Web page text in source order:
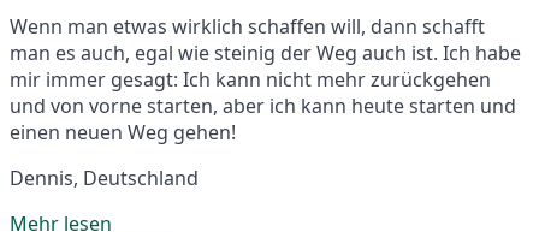
Wenn man etwas wirklich schaffen will, dann schafft
man es auch, egal wie steinig der Weg auch ist. Ich habe
mir immer gesagt: Ich kann nicht mehr zurückgehen
und von vorne starten, aber ich kann heute starten und
einen neuen Weg gehen!
Dennis, Deutschland
Mehr lesen